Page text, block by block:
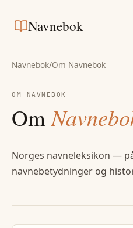
Navnebok
Navnebok/Om Navnebok
OM NAVNEBOK
Om
Norges navneleksikon —
navnebetydninger og